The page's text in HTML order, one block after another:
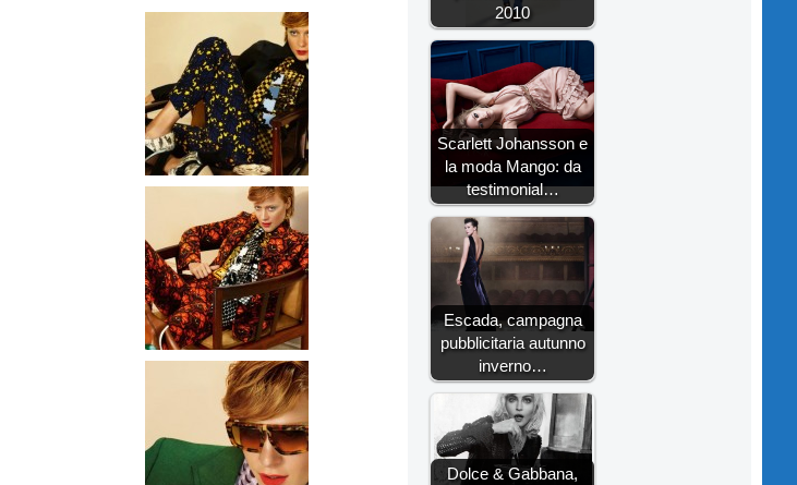
2010
Scarlett Johansson e
la moda Mango: da
testimonial…
Escada, campagna
pubblicitaria autunno
inverno…
Dolce & Gabbana,